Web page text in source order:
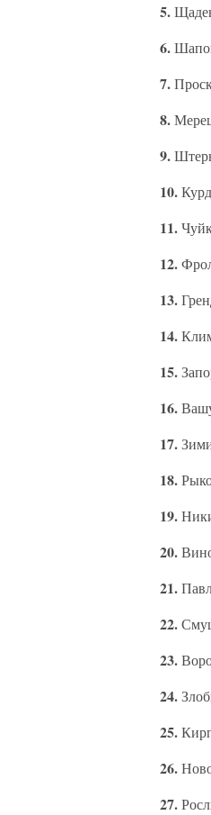
5.
6.
7.
8.
9.
10.
11.
12.
13.
14.
15.
16.
17.
18.
19.
20.
21.
22.
23.
24.
25.
26.
27.